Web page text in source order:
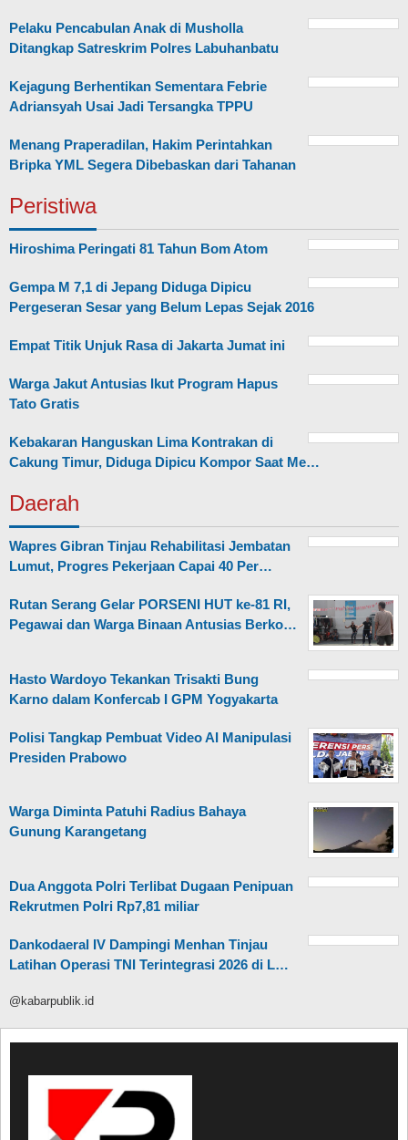
Pelaku Pencabulan Anak di Musholla
Ditangkap Satreskrim Polres Labuhanbatu
Kejagung Berhentikan Sementara Febrie
Adriansyah Usai Jadi Tersangka TPPU
Menang Praperadilan, Hakim Perintahkan
Bripka YML Segera Dibebaskan dari Tahanan
Peristiwa
Hiroshima Peringati 81 Tahun Bom Atom
Gempa M 7,1 di Jepang Diduga Dipicu
Pergeseran Sesar yang Belum Lepas Sejak 2016
Empat Titik Unjuk Rasa di Jakarta Jumat ini
Warga Jakut Antusias Ikut Program Hapus
Tato Gratis
Kebakaran Hanguskan Lima Kontrakan di
Cakung Timur, Diduga Dipicu Kompor Saat Me…
Daerah
Wapres Gibran Tinjau Rehabilitasi Jembatan
Lumut, Progres Pekerjaan Capai 40 Per…
Rutan Serang Gelar PORSENI HUT ke-81 RI,
Pegawai dan Warga Binaan Antusias Berko…
Hasto Wardoyo Tekankan Trisakti Bung
Karno dalam Konfercab I GPM Yogyakarta
Polisi Tangkap Pembuat Video AI Manipulasi
Presiden Prabowo
Warga Diminta Patuhi Radius Bahaya
Gunung Karangetang
Dua Anggota Polri Terlibat Dugaan Penipuan
Rekrutmen Polri Rp7,81 miliar
Dankodaeral IV Dampingi Menhan Tinjau
Latihan Operasi TNI Terintegrasi 2026 di L…
@kabarpublik.id